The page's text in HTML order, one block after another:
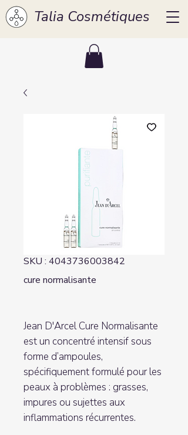
Talia Cosmétiques
SKU : 4043736003842
cure normalisante
Jean D'Arcel Cure Normalisante
est un concentré intensif sous
forme d’ampoules,
spécifiquement formulé pour les
peaux à problèmes : grasses,
impures ou sujettes aux
inflammations récurrentes.